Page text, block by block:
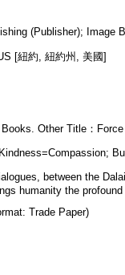
(Publisher); Image
[紐約, 紐約州, 美國]
Other Title：
between the
humanity the
Trade Paper)